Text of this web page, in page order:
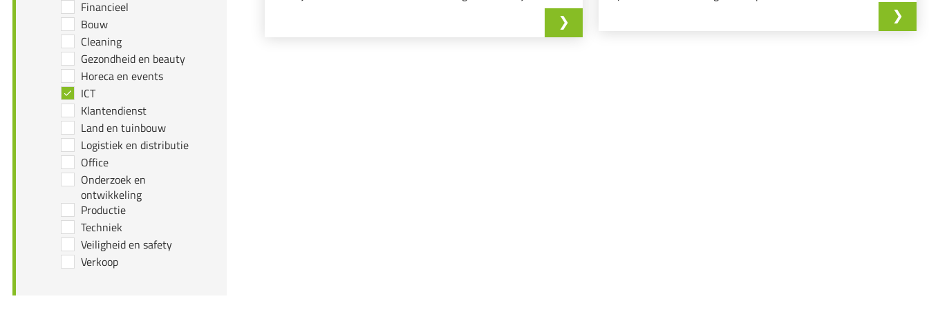
Financieel
Bouw
Cleaning
Gezondheid en beauty
Horeca en events
ICT
Klantendienst
Land en tuinbouw
Logistiek en distributie
Office
Onderzoek en
ontwikkeling
Productie
Techniek
Veiligheid en safety
Verkoop